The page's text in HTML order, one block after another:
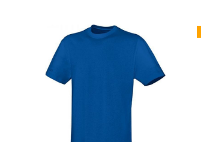
Detail produktu